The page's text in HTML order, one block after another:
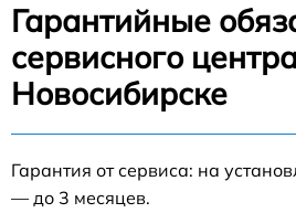
Гарантийные
сервисного
Новосибирске
Гарантия от сервиса: на
— до 3 месяцев.